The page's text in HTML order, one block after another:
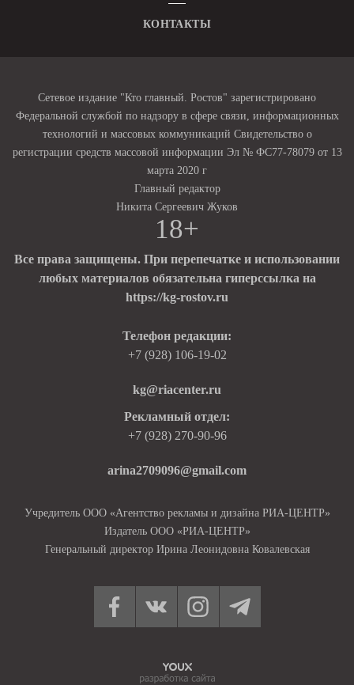
КОНТАКТЫ
Сетевое издание "Кто главный. Ростов" зарегистрировано
Федеральной службой по надзору в сфере связи, информационных
технологий и массовых коммуникаций Свидетельство о
регистрации средств массовой информации Эл № ФС77-78079 от 13
марта 2020 г
Главный редактор
Никита Сергеевич Жуков
18+
Все права защищены. При перепечатке и использовании
любых материалов обязательна гиперссылка на
https://kg-rostov.ru
Телефон редакции:
+7 (928) 106-19-02
kg@riacenter.ru
Рекламный отдел:
+7 (928) 270-90-96
arina2709096@gmail.com
Учредитель ООО «Агентство рекламы и дизайна РИА-ЦЕНТР»
Издатель ООО «РИА-ЦЕНТР»
Генеральный директор Ирина Леонидовна Ковалевская